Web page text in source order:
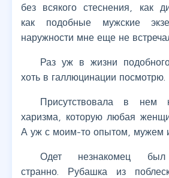
без всякого стеснения, как
как подобные мужские
наружности мне еще не
Раз уж в жизни
хоть в галлюцинации посмотрю.
Присутствовала в нем
харизма, которую любая
А уж с моим-то опытом, мужем
Одет незнакомец был
странно. Рубашка из